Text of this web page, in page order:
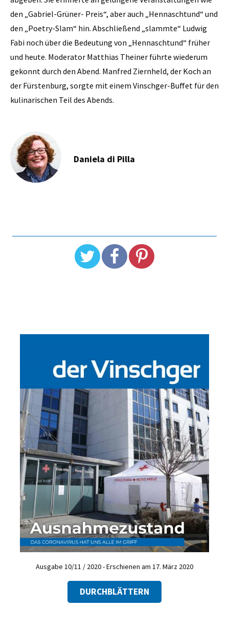
den „Gabriel-Grüner- Preis“, aber auch „Hennaschtund“ und
den „Poetry-Slam“ hin. Abschließend „slammte“ Ludwig
Fabi noch über die Bedeutung von „Hennaschtund“ früher
und heute. Moderator Matthias Theiner führte wiederum
gekonnt durch den Abend. Manfred Ziernheld, der Koch an
der Fürstenburg, sorgte mit einem Vinschger-Buffet für den
kulinarischen Teil des Abends.
Daniela di Pilla
Ausgabe 10/11 / 2020 - Erschienen am 17. März 2020
DURCHBLÄTTERN